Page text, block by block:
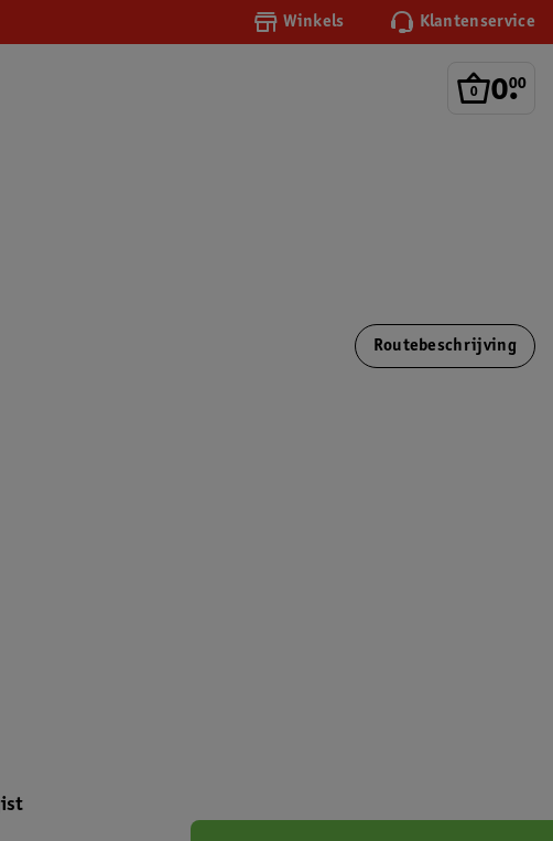
Winkels Klantenservice
0.
00
Routebeschrijving